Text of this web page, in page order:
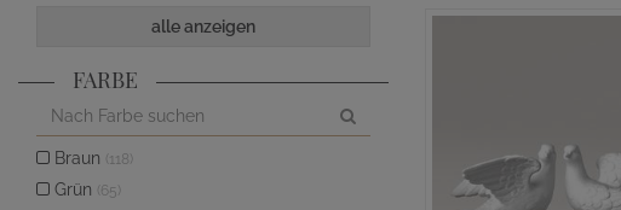
alle anzeigen
FARBE
Braun (118)
Grün (65)